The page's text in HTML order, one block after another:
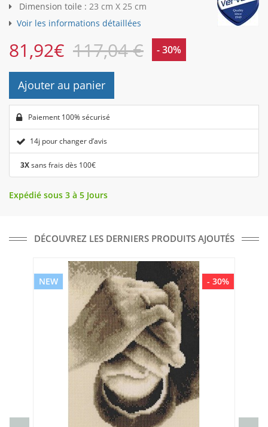
Dimension toile : 23 cm X 25 cm
Voir les informations détaillées
81,92€ 117,04 € - 30%
Ajouter au panier
Paiement 100% sécurisé
14j pour changer d’avis
3Xsans frais dès 100€
Expédié sous 3 à 5 Jours
DÉCOUVREZ LES DERNIERS PRODUITS AJOUTÉS
- 30%
NEW